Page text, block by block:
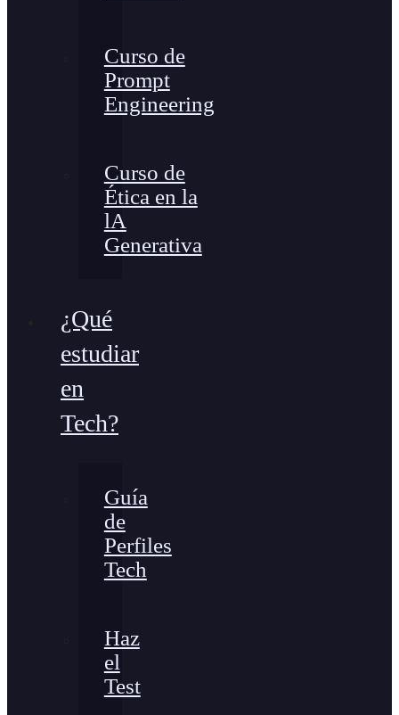
Curso de
Prompt
Engineering
Curso de
Ética en la
lA
Generativa
¿Qué
estudiar
en
Tech?
Guía
de
Perfiles
Tech
Haz
el
Test